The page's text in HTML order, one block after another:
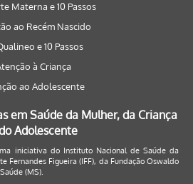
Materna e 10 Passos
ao Recém Nascido
e 10 Passos
à Criança
ao Adolescente
em Saúde da Mulher, da Criança
Adolescente
iniciativa do Instituto Nacional de Saúde da
Fernandes Figueira (IFF), da Fundação Oswaldo
(MS).